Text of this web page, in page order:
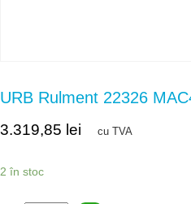
URB Rulment 22326
3.319,85 lei cu TVA
2 în stoc